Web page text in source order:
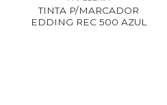
TINTA P/MARCADOR
EDDING REC 500 AZUL